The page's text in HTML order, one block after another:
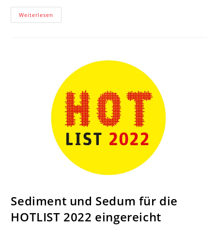
Weiterlesen
BEAT
Experimenta
Magazin
04/2022
Sediment und Sedum für die
HOTLIST 2022 eingereicht